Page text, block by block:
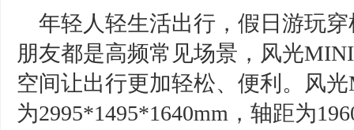
年轻人轻生活出行，假日游玩
朋友都是高频常见场景，风光
空间让出行更加轻松、便利。风
为2995*1495*1640mm，轴距为